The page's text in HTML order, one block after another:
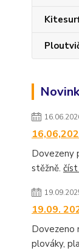
Dovezeny
stěžně.
19.09.
Dovezeno
plováky,